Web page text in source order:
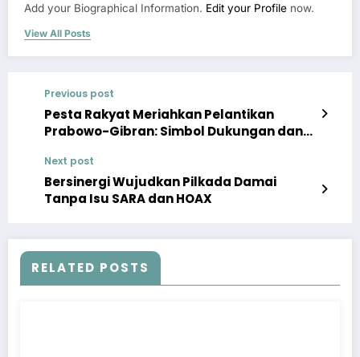
Add your Biographical Information. Edit your Profile now.
View All Posts
Previous post
Pesta Rakyat Meriahkan Pelantikan
Prabowo-Gibran: Simbol Dukungan dan
Next post
Bersinergi Wujudkan Pilkada Damai
Tanpa Isu SARA dan HOAX
RELATED POSTS